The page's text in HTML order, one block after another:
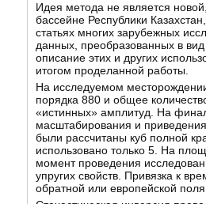
Идея метода не является
бассейне Республики
статьях многих зарубежных
данных, преобразованных в
описание этих и других
итогом проделанной работы.
На исследуемом
порядка 880 и общее
«истинных» амплитуд. На
масштабирования и
были рассчитаны куб полной
использовано только 5. На
момент проведения
упругих свойств. Привязка к
обратной или европейской